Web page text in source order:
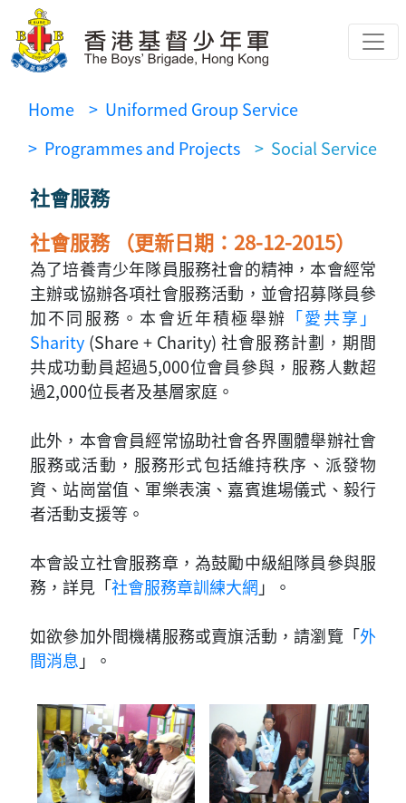
Home > Uniformed Group Service
> Programmes and Projects > Social Service
社會服務
社會服務 （更新日期：28-12-2015）
為了培養青少年隊員服務社會的精神，本會經常
主辦或協辦各項社會服務活動，並會招募隊員參
加不同服務。本會近年積極舉辦 「愛共享」
Sharity (Share + Charity) 社會服務計劃，期間
共成功動員超過5,000位會員參與，服務人數超
過2,000位長者及基層家庭。
此外，本會會員經常協助社會各界團體舉辦社會
服務或活動，服務形式包括維持秩序、派發物
資、站崗當值、軍樂表演、嘉賓進場儀式、毅行
者活動支援等。
本會設立社會服務章，為鼓勵中級組隊員參與服
務，詳見「社會服務章訓練大網」。
如欲參加外間機構服務或賣旗活動，請瀏覽「外
間消息」。